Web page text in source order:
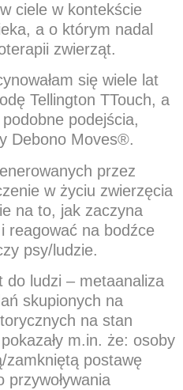
ciele w kontekście
a o którym nadal
zwierząt.
się wiele lat
Tellington TTouch, a
podejścia,
Debono Moves®.
przez
w życiu zwierzęcia
na to, jak zaczyna
reagować na bodźce
psy/ludzie.
do ludzi – metaanaliza
skupionych na
na stan
m.in. że: osoby
zamkniętą postawę
przywoływania